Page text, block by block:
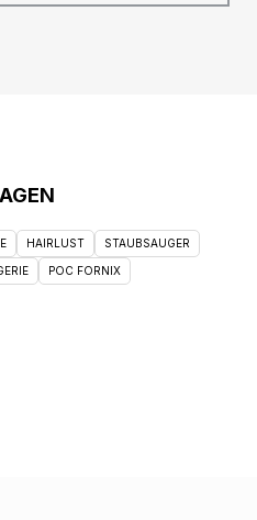
die sich nahtlos Mode
gemütlich bleiben.
HAIRLUST STAUBSAUGER
POC FORNIX